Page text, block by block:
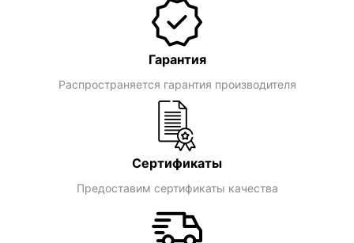
Гарантия
Распространяется гарантия производителя
Сертификаты
Предоставим сертификаты качества